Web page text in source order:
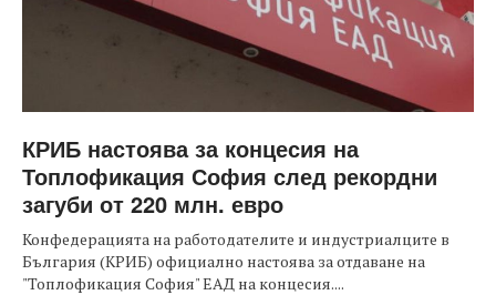
КРИБ настоява за концесия на
Топлофикация София след рекордни
загуби от 220 млн. евро
Конфедерацията на работодателите и индустриалците в
България (КРИБ) официално настоява за отдаване на
"Топлофикация София" ЕАД на концесия....